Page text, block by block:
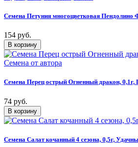
Семена Петуния многоцветковая Пендолино
154 руб.
Семена Перец острый Огненный дракон, 0,1г,
74 руб.
Семена Салат кочанный 4 сезона, 0,5г,